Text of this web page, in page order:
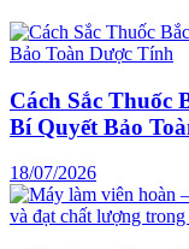
Cách Sắc Thuốc
Bí Quyết Bảo
18/07/2026